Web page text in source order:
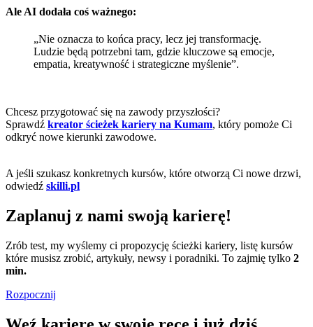
Ale AI dodała coś ważnego:
„Nie oznacza to końca pracy, lecz jej transformację.
Ludzie będą potrzebni tam, gdzie kluczowe są emocje,
empatia, kreatywność i strategiczne myślenie”.
Chcesz przygotować się na zawody przyszłości?
Sprawdź kreator ścieżek kariery na Kumam, który pomoże Ci
odkryć nowe kierunki zawodowe.
A jeśli szukasz konkretnych kursów, które otworzą Ci nowe drzwi,
odwiedź skilli.pl
Zaplanuj z nami swoją karierę!
Zrób test, my wyślemy ci propozycję ścieżki kariery, listę kursów
które musisz zrobić, artykuły, newsy i poradniki. To zajmię tylko 2
min.
Rozpocznij